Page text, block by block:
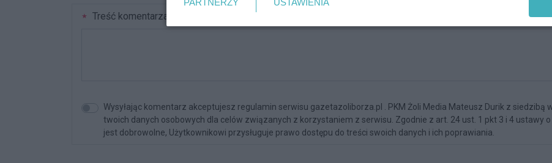
Treść komentarza
Wysyłając komentarz akceptujesz regulamin serwisu gazetazoliborza.pl . PKM Żoli Media Mateusz Durik z
twoich danych osobowych dla celów związanych z korzystaniem z serwisu. Zgodnie z art. 24 ust. 1 pkt 3 i 4 ustawy
jest dobrowolne, Użytkownikowi przysługuje prawo dostępu do treści swoich danych i ich poprawiania.